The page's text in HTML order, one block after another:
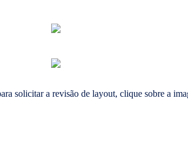
solicitar a revisão de layout, clique sobre a